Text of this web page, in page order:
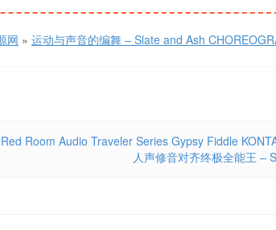
网 » 运动与声音的编舞 – Slate and Ash
Room Audio Traveler Series Gypsy Fiddle
人声修音对齐终极全能王 –